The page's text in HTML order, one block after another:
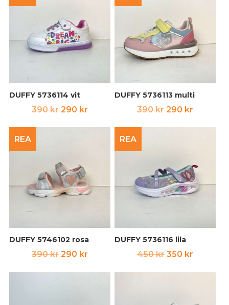
DUFFY 5736113 multi
390kr Det
390 kr.
290 krDet
290 kr.
DUFFY 5736114 vit
390kr Det
390 kr.
290 krDet
REA
DUFFY 5736116 lila
450kr Det
350 krDet
REA
DUFFY 5746102 rosa
390kr Det
290 krDet